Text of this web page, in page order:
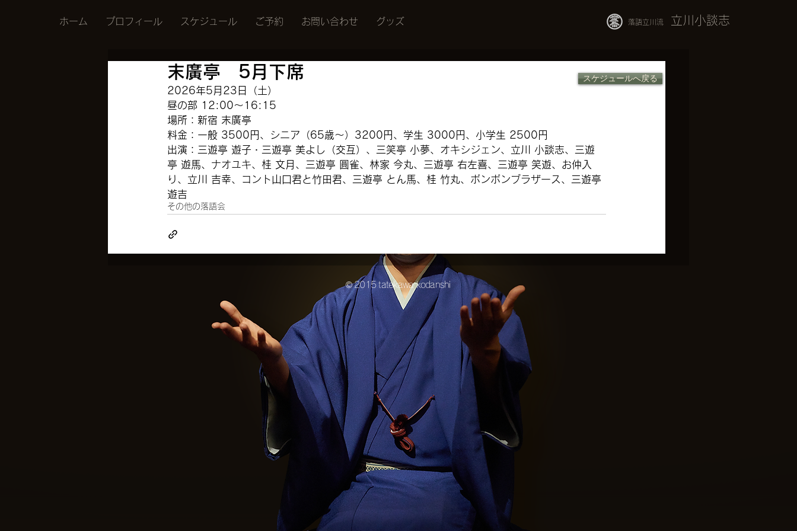
ホーム プロフィール スケジュール ご予約 お問い合わせ グッズ 落語立川流 立川小談志
末廣亭 5月下席
2026年5月23日（土）
昼の部 12:00〜16:15
場所：新宿 末廣亭
料金：一般 3500円、シニア（65歳～）3200円、学生 3000円、小学生 2500円
出演： 三遊亭 遊子・三遊亭 美よし（交互）、三笑亭 小夢、オキシジェン、立川 小談志、三遊
亭 遊馬、ナオユキ、桂 文月、三遊亭 圓雀、林家 今丸、三遊亭 右左喜、三遊亭 笑遊、お仲入
り、立川 吉幸、コント山口君と竹田君、三遊亭 とん馬、桂 竹丸、ボンボンブラザース、三遊亭
遊吉
その他の落語会
スケジュールへ戻る
© 2015 tatekawa kodanshi